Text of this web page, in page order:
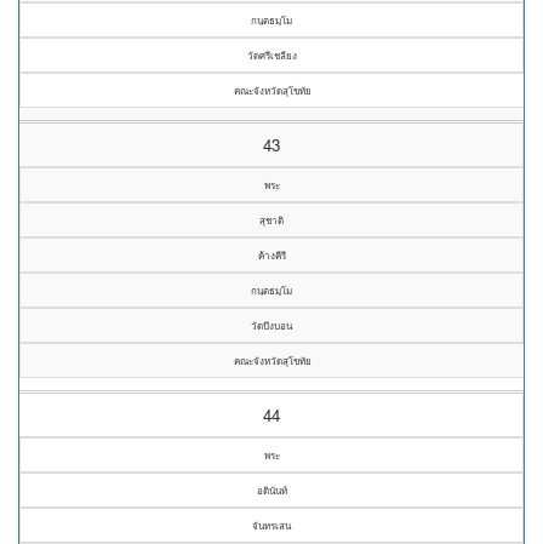
กนฺตธมฺโม
วัดศรีเชลียง
คณะจังหวัดสุโขทัย
43
พระ
สุชาติ
ค้างคีรี
กนฺตธมฺโม
วัดบึงบอน
คณะจังหวัดสุโขทัย
44
พระ
อดินันท์
จันทรเสน